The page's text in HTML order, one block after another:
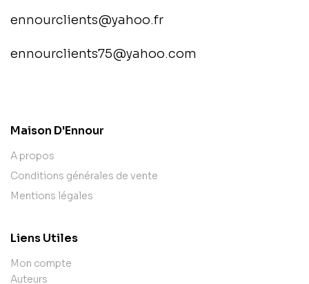
ennourclients@yahoo.fr
ennourclients75@yahoo.com
Maison D'Ennour
A propos
Conditions générales de vente
Mentions légales
Liens Utiles
Mon compte
Auteurs